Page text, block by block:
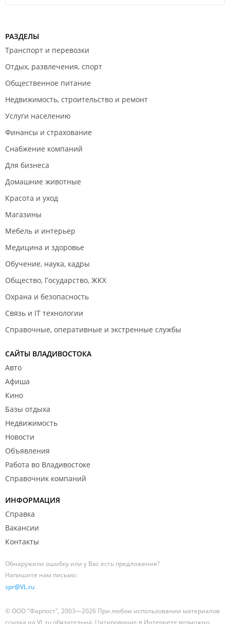
РАЗДЕЛЫ
Транспорт и перевозки
Отдых, развлечения, спорт
Общественное питание
Недвижимость, строительство и ремонт
Услуги населению
Финансы и страхование
Снабжение компаний
Для бизнеса
Домашние животные
Красота и уход
Магазины
Мебель и интерьер
Медицина и здоровье
Обучение, наука, кадры
Общество, Государство, ЖКХ
Охрана и безопасность
Связь и IT технологии
Справочные, оперативные и экстренные службы
САЙТЫ ВЛАДИВОСТОКА
Авто
Афиша
Кино
Базы отдыха
Недвижимость
Новости
Объявления
Работа во Владивостоке
Справочник компаний
ИНФОРМАЦИЯ
Справка
Вакансии
Контакты
Обнаружили ошибку или у Вас есть предложения?
Напишите нам письмо:
spr@VL.ru
© ООО "Фарпост", 2003—2026 При любом использовании материалов
ссылка на VL.ru обязательна. Цитирование в Интернете возможно